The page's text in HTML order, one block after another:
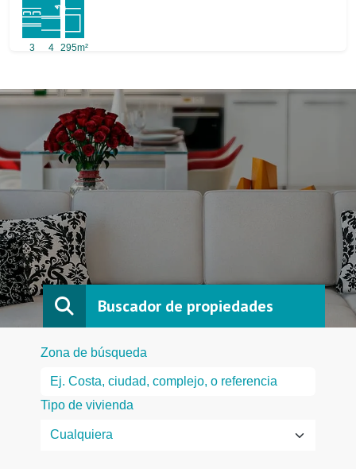
3 4 295m²
Buscador de propiedades
Zona de búsqueda
Tipo de vivienda